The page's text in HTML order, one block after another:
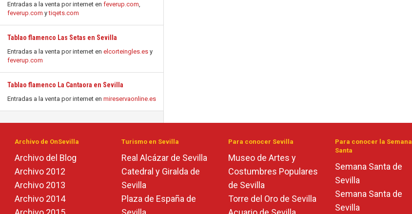
Entradas a la venta por internet en feverup.com,
feverup.com ytiqets.com
Tablao flamenco Las Setas en Sevilla
Entradas a la venta por internet en elcorteingles.es y
feverup.com
Tablao flamenco La Cantaora en Sevilla
Entradas a la venta por internet en mireservaonline.es
Archivo de OnSevilla
Archivo del Blog
Archivo 2012
Archivo 2013
Archivo 2014
Turismo en Sevilla
Real Alcázar de Sevilla
Catedral y Giralda de
Sevilla
Plaza de España de
Para conocer Sevilla
Museo de Artes y
Costumbres Populares
de Sevilla
Torre del Oro de Sevilla
Para conocer la Semana
Santa
Semana Santa de
Sevilla
Semana Santa de
Sevilla